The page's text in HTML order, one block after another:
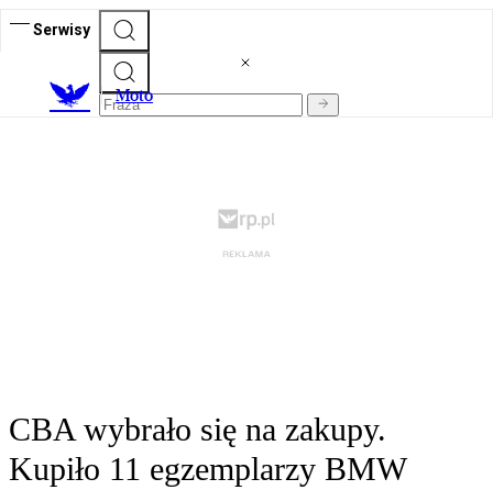
Serwisy
Moto
CBA wybrało się na zakupy.
Kupiło 11 egzemplarzy BMW